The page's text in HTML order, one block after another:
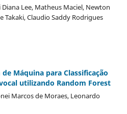
Lee, Matheus Maciel, Newton
Takaki, Claudio Saddy Rodrigues
Máquina para Classificação
utilizando Random Forest
Marcos de Moraes, Leonardo